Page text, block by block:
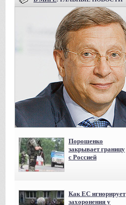
Порошенко
закрывает границу
с Россией
Как ЕС игнорирует
захоронения у